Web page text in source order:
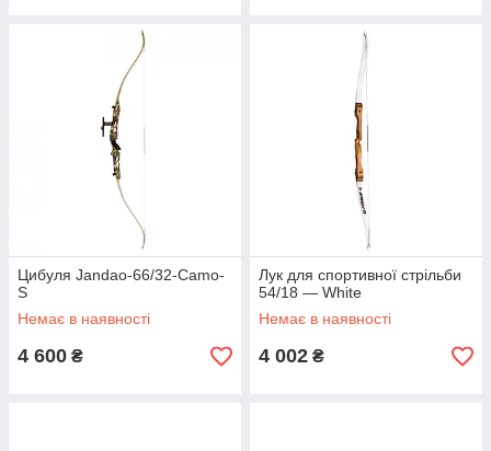
Цибуля Jandao-66/32-Camo-
S
Немає в наявності
4 600 ₴
Лук для спортивної стрільби
54/18 — White
Немає в наявності
4 002 ₴